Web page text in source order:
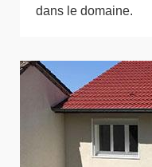
dans le domaine.